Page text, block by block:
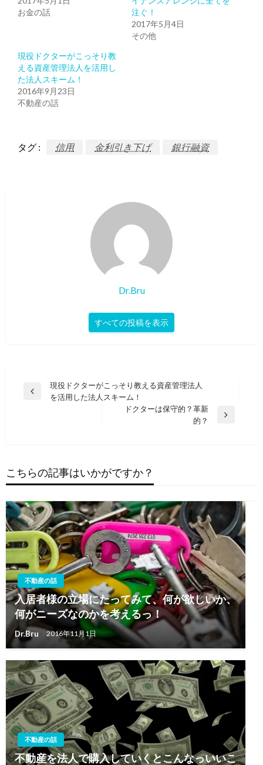
お金の話
注ぐ！
2017年5月4日
その他
現役ドクターがこっそり教
える資産管理法人を活用し
た法人スキーム！
2016年9月23日
不動産の話
タグ : 信用 金利引き下げ 銀行融資
Dr.Bru
すべての投稿を表示
投
ー
シ
ョ
ン
現役ドクターがこっそり教える資産管理法人
を活用した法人スキーム！
ドクターは保守的？革新
的？
こちらの記事はいかがですか？
不動産の話
入居者様の立場にたってみて、何が欲しいか、
何がニーズなのかを考えるっ！
Dr.Bru 2016年11月1日
不動産の話
不動産を法人で購入していくとこんなっいいこ